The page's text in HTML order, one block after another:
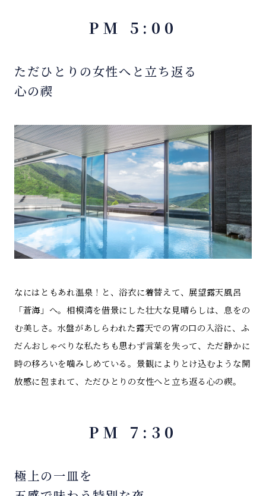
PM 5:00
ただひとりの女性へと立ち返る
心の禊
なにはともあれ温泉！と、浴衣に着替えて、展望露天風呂
「蒼海」へ。相模湾を借景にした壮大な見晴らしは、息をの
む美しさ。水盤があしらわれた露天での宵の口の入浴に、ふ
だんおしゃべりな私たちも思わず言葉を失って、ただ静かに
時の移ろいを噛みしめている。景観によりとけ込むような開
放感に包まれて、ただひとりの女性へと立ち返る心の禊。
PM 7:30
極上の一皿を